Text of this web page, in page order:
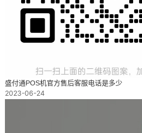
盛付通POS机官方售后客服电话是多少
2023-06-24